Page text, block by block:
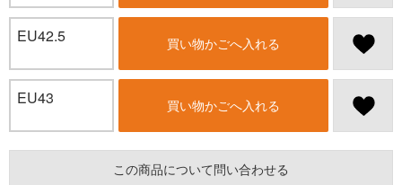
EU42.5 買い物かごへ入れる
EU43 買い物かごへ入れる
この商品について問い合わせる